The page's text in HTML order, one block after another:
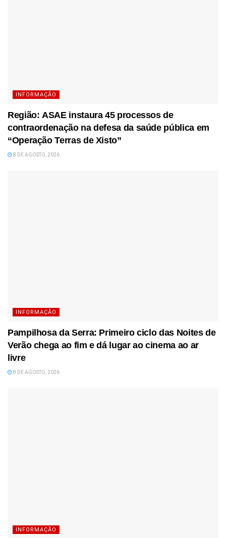
INFORMAÇÃO
Região: ASAE instaura 45 processos de
contraordenação na defesa da saúde pública em
“Operação Terras de Xisto”
8 DE AGOSTO, 2026
INFORMAÇÃO
Pampilhosa da Serra: Primeiro ciclo das Noites de
Verão chega ao fim e dá lugar ao cinema ao ar
livre
8 DE AGOSTO, 2026
INFORMAÇÃO